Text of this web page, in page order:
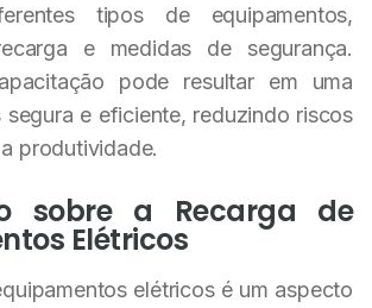
tipos de equipamentos,
e medidas de segurança.
pode resultar em uma
segura e eficiente, reduzindo riscos
produtividade.
sobre a Recarga de
Elétricos
elétricos é um aspecto